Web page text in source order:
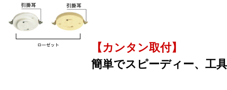
【カンタン取付】
簡単でスピーディー、工